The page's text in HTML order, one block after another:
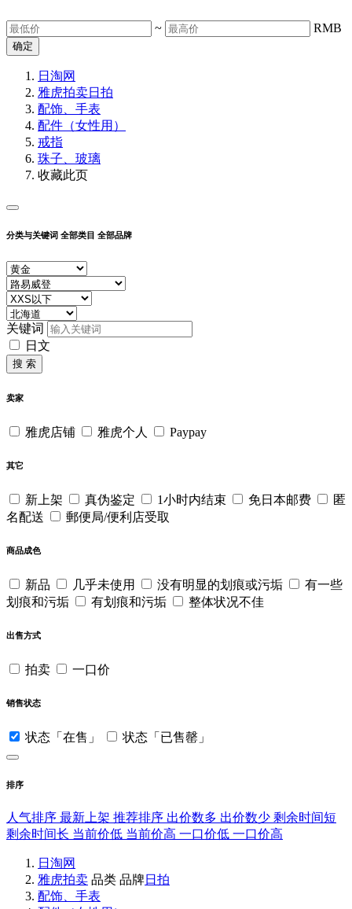
~ RMB
确定
日淘网
雅虎拍卖日拍
配饰、手表
配件（女性用）
戒指
珠子、玻璃
收藏此页
分类与关键词 全部类目 全部品牌
关键词
日文
搜 索
卖家
雅虎店铺 雅虎个人 Paypay
其它
新上架 真伪鉴定 1小时内结束 免日本邮费
匿
名配送
郵便局/便利店受取
商品成色
新品 几乎未使用 没有明显的划痕或污垢
有一些
划痕和污垢
有划痕和污垢 整体状况不佳
出售方式
拍卖 一口价
销售状态
状态「在售」 状态「已售罄」
排序
人气排序 最新上架 推荐排序 出价数多 出价数少 剩余时间短
剩余时间长 当前价低 当前价高 一口价低 一口价高
日淘网
雅虎拍卖 品类 品牌日拍
配饰、手表